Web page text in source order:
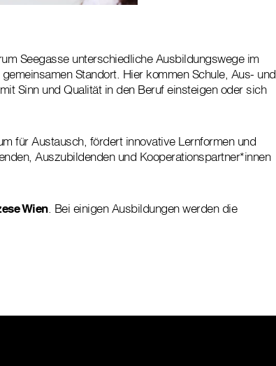
Seegasse unterschiedliche Ausbildungswege im
Standort. Hier kommen Schule, Aus- und
Sinn und Qualität in den Beruf einsteigen oder sich
für Austausch, fördert innovative Lernformen und
Auszubildenden und Kooperationspartner*innen
Wien. Bei einigen Ausbildungen werden die